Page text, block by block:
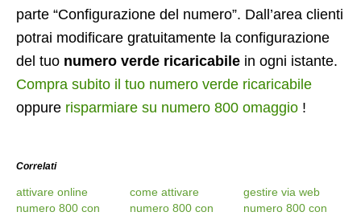
parte “Configurazione del numero”. Dall’area clienti
potrai modificare gratuitamente la configurazione
del tuo numero verde ricaricabile in ogni istante.
Compra subito il tuo numero verde ricaricabile
oppure risparmiare su numero 800 omaggio !
Correlati
attivare online
numero 800 con
come attivare
numero 800 con
gestire via web
numero 800 con